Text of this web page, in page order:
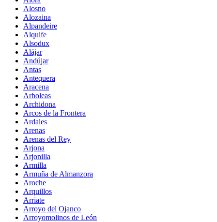
Alosno
Alozaina
Alpandeire
Alquife
Alsodux
Alájar
Andújar
Antas
Antequera
Aracena
Arboleas
Archidona
Arcos de la Frontera
Ardales
Arenas
Arenas del Rey
Arjona
Arjonilla
Armilla
Armuña de Almanzora
Aroche
Arquillos
Arriate
Arroyo del Ojanco
Arroyomolinos de León